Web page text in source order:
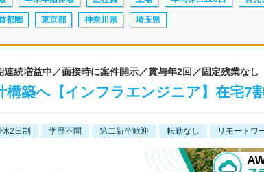
都圏 東京都 神奈川県 埼玉県
続増益中／面接時に案件開示／賞与年2回／固定残業なし
築へ【インフラエンジニア】在宅7割
2日制 学歴不問 第二新卒歓迎 転勤なし リモートワ